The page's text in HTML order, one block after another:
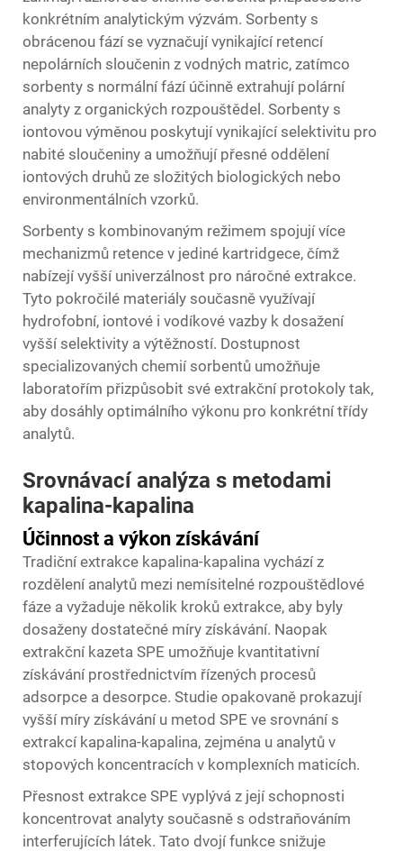
konkrétním analytickým výzvám. Sorbenty s
obrácenou fází se vyznačují vynikající retencí
nepolárních sloučenin z vodných matric, zatímco
sorbenty s normální fází účinně extrahují polární
analyty z organických rozpouštědel. Sorbenty s
iontovou výměnou poskytují vynikající selektivitu pro
nabité sloučeniny a umožňují přesné oddělení
iontových druhů ze složitých biologických nebo
environmentálních vzorků.
Sorbenty s kombinovaným režimem spojují více
mechanizmů retence v jediné kartridgece, čímž
nabízejí vyšší univerzálnost pro náročné extrakce.
Tyto pokročilé materiály současně využívají
hydrofobní, iontové i vodíkové vazby k dosažení
vyšší selektivity a výtěžností. Dostupnost
specializovaných chemií sorbentů umožňuje
laboratořím přizpůsobit své extrakční protokoly tak,
aby dosáhly optimálního výkonu pro konkrétní třídy
analytů.
Srovnávací analýza s metodami
kapalina-kapalina
Účinnost a výkon získávání
Tradiční extrakce kapalina-kapalina vychází z
rozdělení analytů mezi nemísitelné rozpouštědlové
fáze a vyžaduje několik kroků extrakce, aby byly
dosaženy dostatečné míry získávání. Naopak
extrakční kazeta SPE umožňuje kvantitativní
získávání prostřednictvím řízených procesů
adsorpce a desorpce. Studie opakovaně prokazují
vyšší míry získávání u metod SPE ve srovnání s
extrakcí kapalina-kapalina, zejména u analytů v
stopových koncentracích v komplexních maticích.
Přesnost extrakce SPE vyplývá z její schopnosti
koncentrovat analyty současně s odstraňováním
interferujících látek. Tato dvojí funkce snižuje